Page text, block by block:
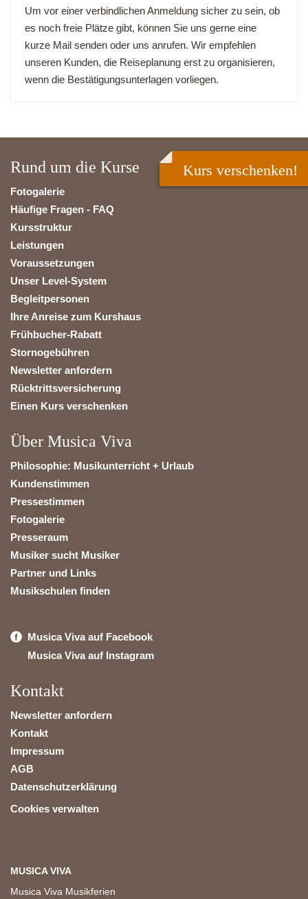
Um vor einer verbindlichen Anmeldung sicher zu sein, ob
es noch freie Plätze gibt, können Sie uns gerne eine
kurze Mail senden oder uns anrufen. Wir empfehlen
unseren Kunden, die Reiseplanung erst zu organisieren,
wenn die Bestätigungsunterlagen vorliegen.
Rund um die Kurse
Fotogalerie
Häufige Fragen - FAQ
Kursstruktur
Leistungen
Voraussetzungen
Unser Level-System
Begleitpersonen
Ihre Anreise zum Kurshaus
Frühbucher-Rabatt
Stornogebühren
Newsletter anfordern
Rücktrittsversicherung
Einen Kurs verschenken
Über Musica Viva
Philosophie: Musikunterricht + Urlaub
Kundenstimmen
Pressestimmen
Fotogalerie
Presseraum
Musiker sucht Musiker
Partner und Links
Musikschulen finden
Musica Viva auf Facebook
Musica Viva auf Instagram
Kontakt
Newsletter anfordern
Kontakt
Impressum
AGB
Datenschutzerklärung
Cookies verwalten
MUSICA VIVA
Musica Viva Musikferien
Kurs verschenken!